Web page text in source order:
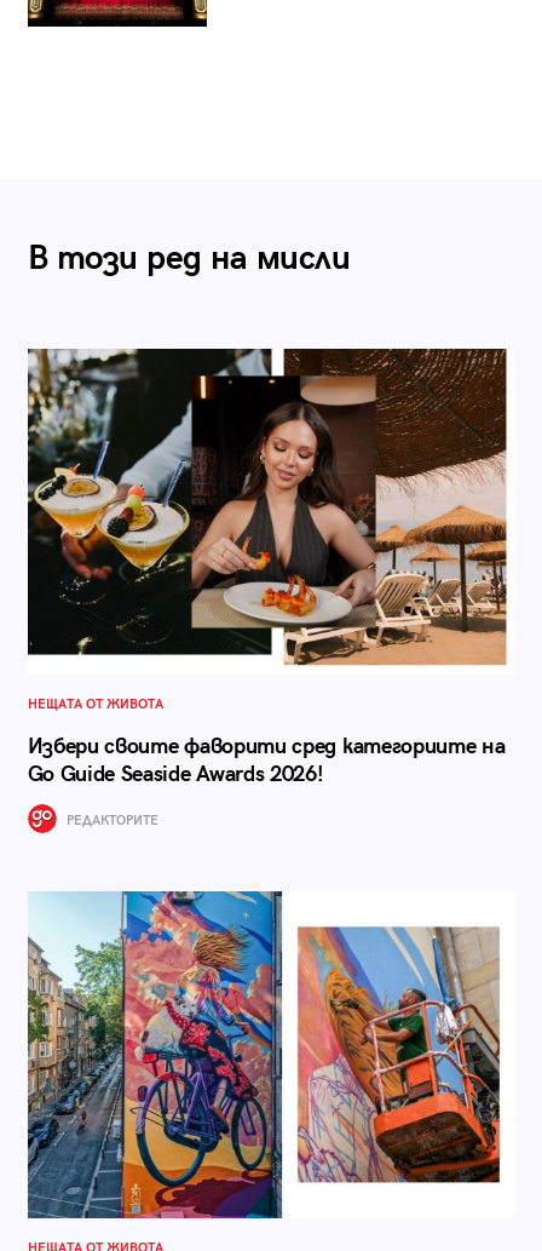
В този ред на мисли
НЕЩАТА ОТ ЖИВОТА
Избери своите фаворити сред категориите на
Go Guide Seaside Awards 2026!
РЕДАКТОРИТЕ
НЕЩАТА ОТ ЖИВОТА